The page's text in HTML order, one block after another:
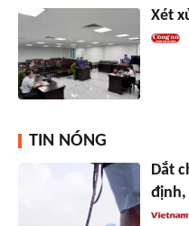
Xét
TIN NÓNG
Dắt
định,